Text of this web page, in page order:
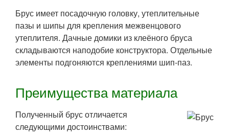
Брус имеет посадочную головку, утеплительные
пазы и шипы для крепления межвенцового
утеплителя. Дачные домики из клеёного бруса
складываются наподобие конструктора. Отдельные
элементы подгоняются креплениями шип-паз.
Преимущества материала
Полученный брус отличается
следующими достоинствами: